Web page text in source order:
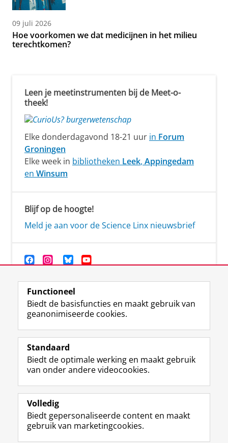
09 juli 2026
Hoe voorkomen we dat medicijnen in het milieu
terechtkomen?
Leen je meetinstrumenten bij de Meet-o-
theek!
Elke donderdagavond 18-21 uur in Forum
Groningen
Elke week in bibliotheken Leek, Appingedam
en Winsum
Blijf op de hoogte!
Meld je aan voor de Science Linx nieuwsbrief
Volg ons op
F
a
e
b
o
p
a
T
w
t
t
r
r
o
I
n
t
r
m
Y
o
T
e
k
Studiekiezers
Alumni
Over ons
Functioneel
Biedt de basisfuncties en maakt gebruik van
geanonimiseerde cookies.
Standaard
Biedt de optimale werking en maakt gebruik
van onder andere videocookies.
Volledig
Biedt gepersonaliseerde content en maakt
gebruik van marketingcookies.